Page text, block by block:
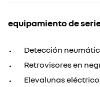
equipamiento de
Detección
Retrovisores en
Elevalunas